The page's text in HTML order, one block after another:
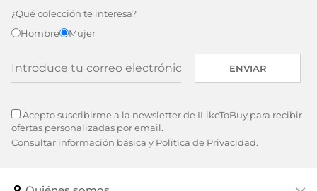
¿Qué colección te interesa?
Hombre
Mujer
ENVIAR
Acepto suscribirme a la newsletter de ILikeToBuy para recibir
ofertas personalizadas por email.
Consultar información básica y Política de Privacidad.